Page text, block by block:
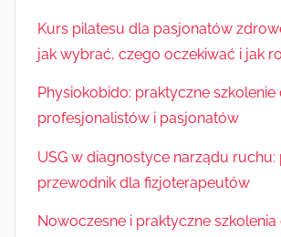
Kurs pilatesu dla pasjonatów
jak wybrać, czego oczekiwać i jak
Physiokobido: praktyczne szkolenie
profesjonalistów i pasjonatów
USG w diagnostyce narządu
przewodnik dla fizjoterapeutów
Nowoczesne i praktyczne szkolenia